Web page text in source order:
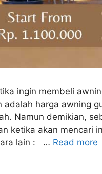
ingin membeli
harga awning
Namun demikian,
ketika akan mencari
lain : … Read more